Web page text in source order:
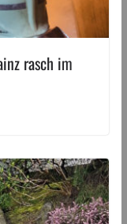
rasch im